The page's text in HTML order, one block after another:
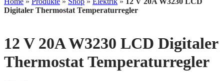
Digitaler Thermostat Temperaturregler
12 V 20A W3230 LCD Digitaler
Thermostat Temperaturregler